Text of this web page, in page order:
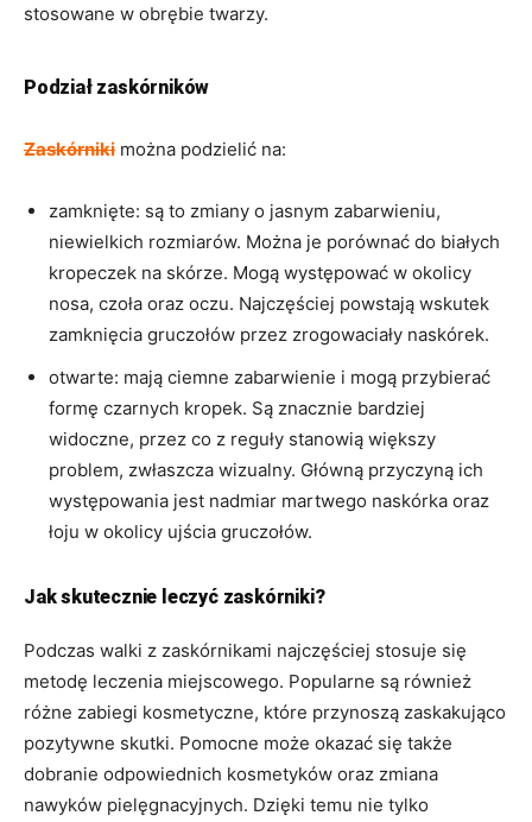
stosowane w obrębie twarzy.
Podział zaskórników
Zaskórniki można podzielić na:
zamknięte: są to zmiany o jasnym zabarwieniu,
niewielkich rozmiarów. Można je porównać do białych
kropeczek na skórze. Mogą występować w okolicy
nosa, czoła oraz oczu. Najczęściej powstają wskutek
zamknięcia gruczołów przez zrogowaciały naskórek.
otwarte: mają ciemne zabarwienie i mogą przybierać
formę czarnych kropek. Są znacznie bardziej
widoczne, przez co z reguły stanowią większy
problem, zwłaszcza wizualny. Główną przyczyną ich
występowania jest nadmiar martwego naskórka oraz
łoju w okolicy ujścia gruczołów.
Jak skutecznie leczyć zaskórniki?
Podczas walki z zaskórnikami najczęściej stosuje się
metodę leczenia miejscowego. Popularne są również
różne zabiegi kosmetyczne, które przynoszą zaskakująco
pozytywne skutki. Pomocne może okazać się także
dobranie odpowiednich kosmetyków oraz zmiana
nawyków pielęgnacyjnych. Dzięki temu nie tylko